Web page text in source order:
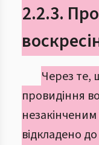
2.2.3.
Через те,
провидіння
відкладено